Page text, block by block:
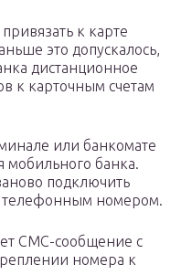
к карте
это допускалось,
дистанционное
к карточным счетам
или банкомате
банка.
подключить
телефонным номером.
СМС-сообщение с
номера к